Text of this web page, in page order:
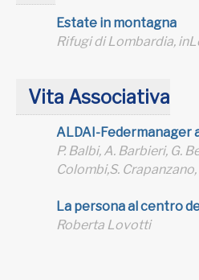
Estate in montagna
Rifugi di Lombardia,
Vita Associativa
ALDAI-
P. Balbi, A. Barbieri, G.
Colombi,S.
La persona al centro
Roberta Lovotti